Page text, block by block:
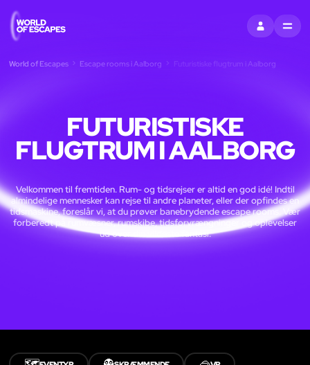
LOG INDMENU
World of Escapes Escape rooms i Aalborg Futuristiske flugtrum i Aalborg
FUTURISTISKE
FLUGTRUM I AALBORG
Velkommen til fremtiden. Rum- og tidsrejser er altid en god idé! Indtil
almindelige mennesker kan rejse til andre planeter, eller der opfindes en
tidsmaskine, foreslår vi, at du prøver banebrydende escape rooms. Vær
forberedt på rumvæsner, rumskibe, tidsforvrængninger og oplevelser
ud over din vildeste fantasi.